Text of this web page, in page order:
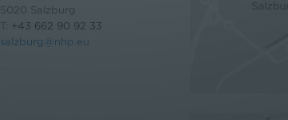
5020 Salzburg
T: +43 662 90 92 33
salzburg@nhp.eu